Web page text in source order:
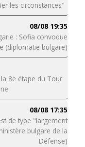
les circonstances"
08/08 19:35
: Sofia convoque
(diplomatie bulgare)
8e étape du Tour
08/08 17:35
de type "largement
bulgare de la
Défense)